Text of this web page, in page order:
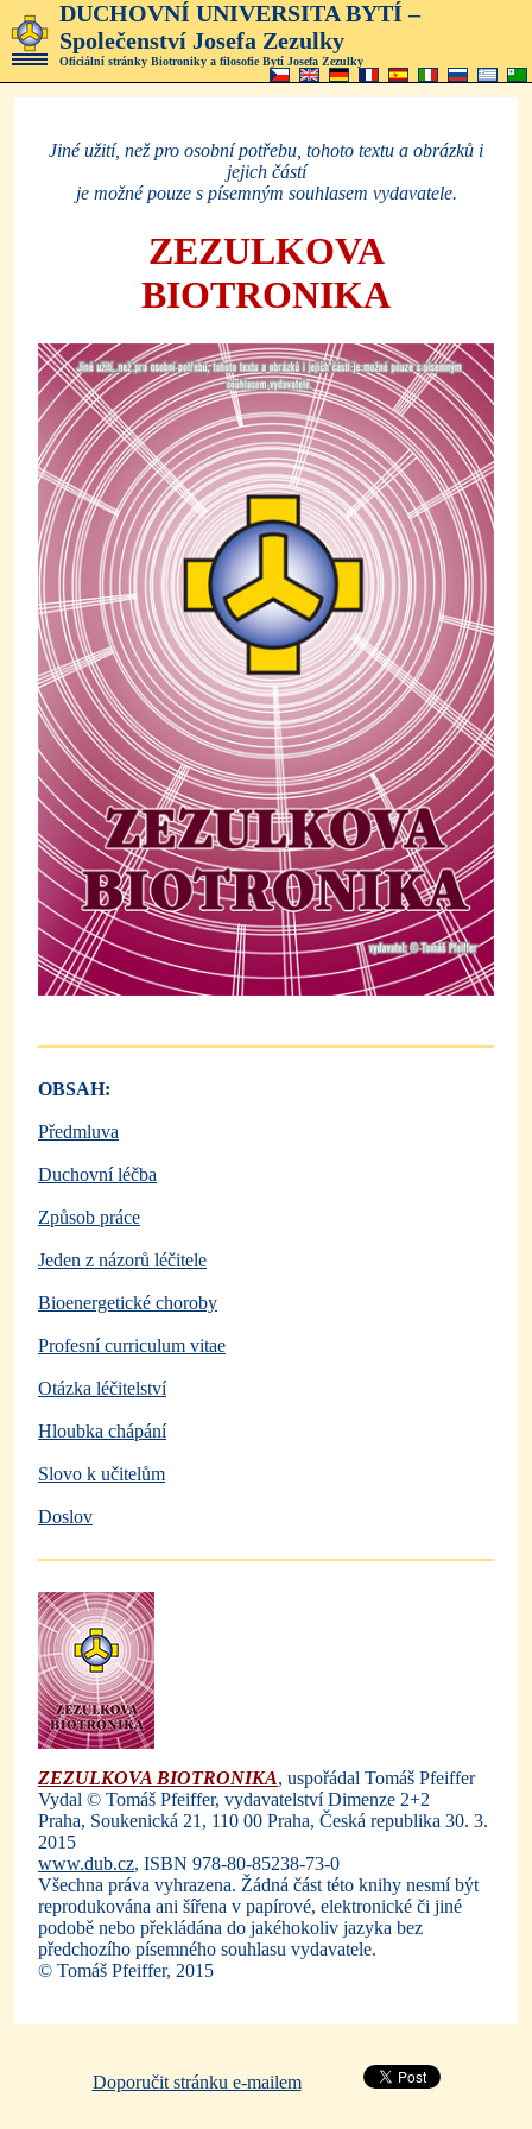
DUCHOVNÍ UNIVERSITA BYTÍ –
Společenství Josefa Zezulky
Oficiální stránky Biotroniky a filosofie Bytí Josefa Zezulky
Jiné užití, než pro osobní potřebu, tohoto textu a obrázků i
jejich částí
je možné pouze s písemným souhlasem vydavatele.
ZEZULKOVA
BIOTRONIKA
OBSAH:
Předmluva
Duchovní léčba
Způsob práce
Jeden z názorů léčitele
Bioenergetické choroby
Profesní curriculum vitae
Otázka léčitelství
Hloubka chápání
Slovo k učitelům
Doslov
ZEZULKOVA BIOTRONIKA, uspořádal Tomáš Pfeiffer
Vydal © Tomáš Pfeiffer, vydavatelství Dimenze 2+2
Praha, Soukenická 21, 110 00 Praha, Česká republika 30. 3.
2015
www.dub.cz, ISBN 978-80-85238-73-0
Všechna práva vyhrazena. Žádná část této knihy nesmí být
reprodukována ani šířena v papírové, elektronické či jiné
podobě nebo překládána do jakéhokoliv jazyka bez
předchozího písemného souhlasu vydavatele.
© Tomáš Pfeiffer, 2015
Doporučit stránku e-mailem